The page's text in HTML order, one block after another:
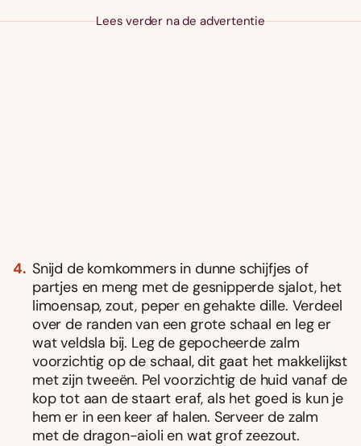
Lees verder na de advertentie
Snijd de komkommers in dunne schijfjes of
partjes en meng met de gesnipperde sjalot, het
limoensap, zout, peper en gehakte dille. Verdeel
over de randen van een grote schaal en leg er
wat veldsla bij. Leg de gepocheerde zalm
voorzichtig op de schaal, dit gaat het makkelijkst
met zijn tweeën. Pel voorzichtig de huid vanaf de
kop tot aan de staart eraf, als het goed is kun je
hem er in een keer af halen. Serveer de zalm
met de dragon-aioli en wat grof zeezout.